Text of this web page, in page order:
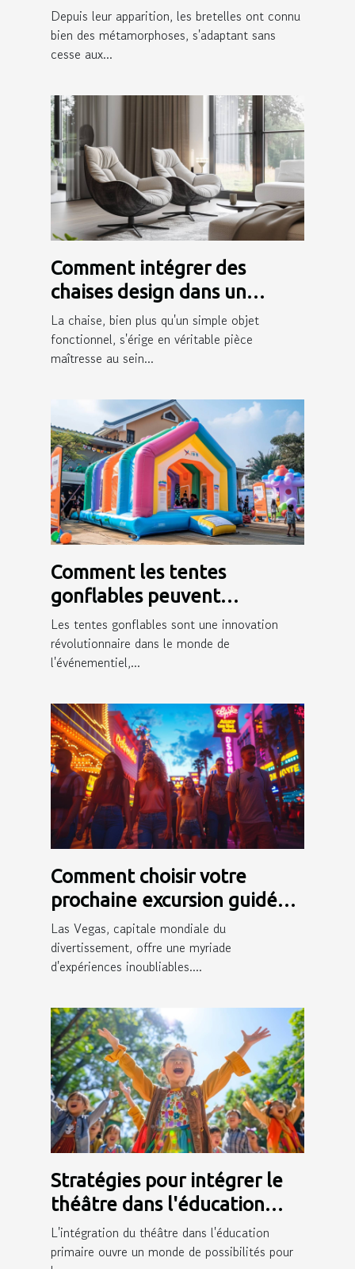
moderne
Depuis leur apparition, les bretelles ont connu
bien des métamorphoses, s'adaptant sans
cesse aux...
Comment intégrer des
chaises design dans un
intérieur moderne
La chaise, bien plus qu'un simple objet
fonctionnel, s'érige en véritable pièce
maîtresse au sein...
Comment les tentes
gonflables peuvent
dynamiser votre présence
événementielle
Les tentes gonflables sont une innovation
révolutionnaire dans le monde de
l'événementiel,...
Comment choisir votre
prochaine excursion guidée
en français à Las Vegas
Las Vegas, capitale mondiale du
divertissement, offre une myriade
d'expériences inoubliables....
Stratégies pour intégrer le
théâtre dans l'éducation
primaire et ses bénéfices
L'intégration du théâtre dans l'éducation
primaire ouvre un monde de possibilités pour